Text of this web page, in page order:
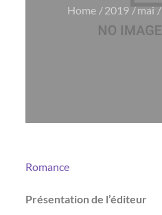
Home 2019 mai
Romance
Présentation de l’éditeur